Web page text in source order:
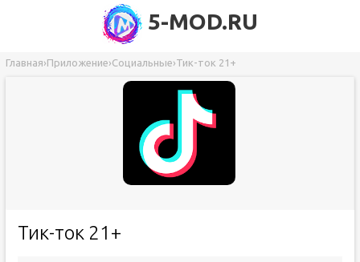
5-MOD.RU
Главная›Приложение›Социальные›Тик-ток 21+
Тик-ток 21+